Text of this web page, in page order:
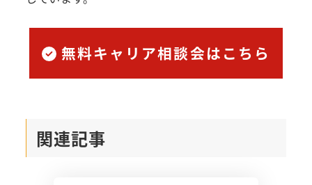
無料キャリア相談会はこちら
関連記事